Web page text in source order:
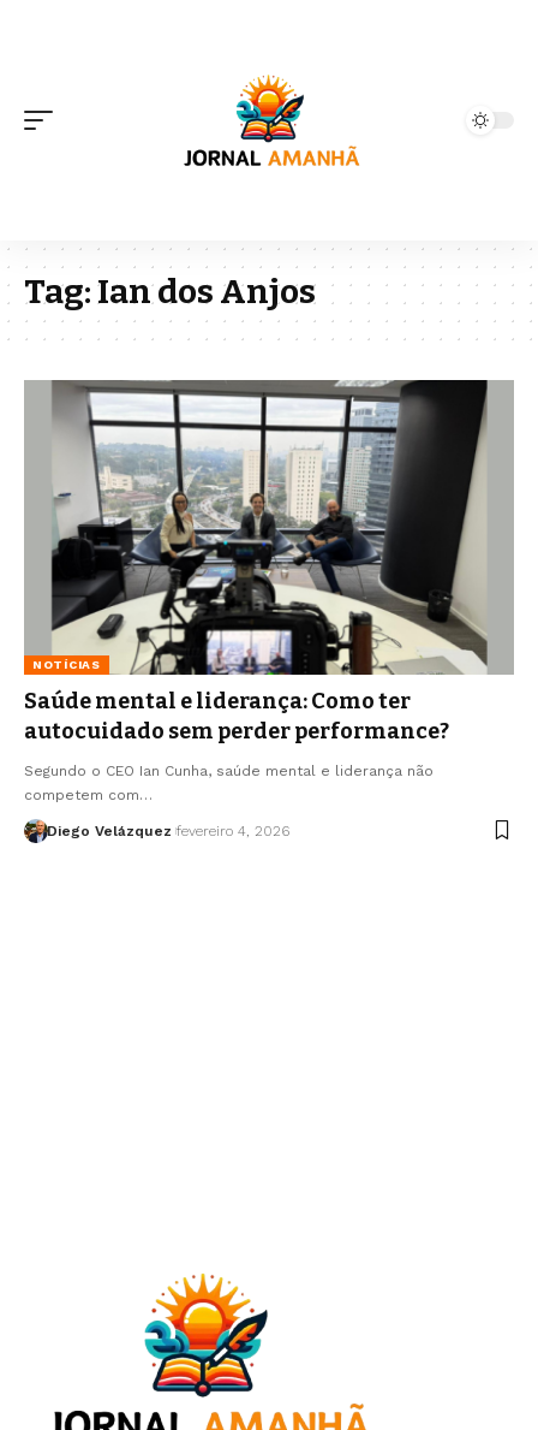
Tag:Ian dos Anjos
NOTÍCIAS
Saúde mental e liderança: Como ter
autocuidado sem perder performance?
Segundo o CEO Ian Cunha, saúde mental e liderança não
competem com…
Diego Velázquez fevereiro 4, 2026